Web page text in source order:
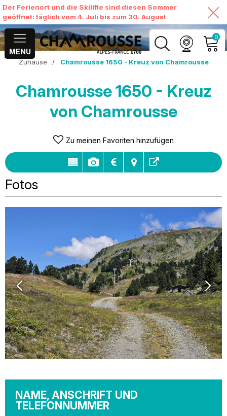
Der Ferienort und die Skilifte sind diesen Sommer
geöffnet: täglich vom 4. Juli bis zum 30. August
MENU
0
MEIN KONTO
MEINEN WARENKORB
Zuhause / Chamrousse 1650 - Kreuz von Chamrousse
Chamrousse 1650 - Kreuz
von Chamrousse
Zu meinen Favoriten hinzufügen
Fotos
NAME, ANSCHRIFT UND
TELEFONNUMMER